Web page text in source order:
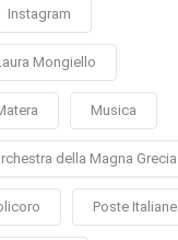
Instagram
Mongiello
Musica
della Magna Grecia
Poste Italiane